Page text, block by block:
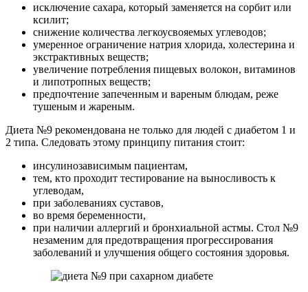
исключение сахара, который заменяется на сорбит или
ксилит;
снижение количества легкоусвояемых углеводов;
умеренное ограничение натрия хлорида, холестерина и
экстрактивных веществ;
увеличение потребления пищевых волокон, витаминов
и липотропных веществ;
предпочтение запеченным и вареным блюдам, реже
тушеным и жареным.
Диета №9 рекомендована не только для людей с диабетом 1 и
2 типа. Следовать этому принципу питания стоит:
инсулинозависимым пациентам,
тем, кто проходит тестирование на выносливость к
углеводам,
при заболеваниях суставов,
во время беременности,
при наличии аллергий и бронхиальной астмы. Стол №9
незаменим для предотвращения прогрессирования
заболеваний и улучшения общего состояния здоровья.